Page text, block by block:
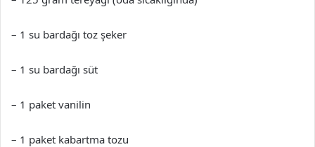
– 1 su bardağı toz şeker
– 1 su bardağı süt
– 1 paket vanilin
– 1 paket kabartma tozu